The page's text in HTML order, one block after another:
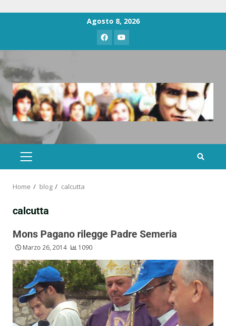
Agosto 8, 2026
Home blog calcutta
calcutta
Mons Pagano rilegge Padre Semeria
Marzo 26, 2014 1090